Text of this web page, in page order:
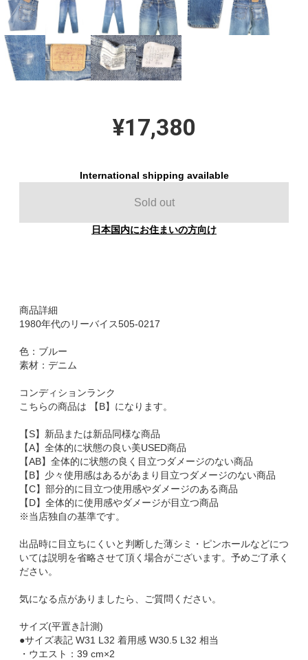
¥17,380
International shipping available
Sold out
日本国内にお住まいの方向け
商品詳細
1980年代のリーバイス505-0217
色：ブルー
素材：デニム
コンディションランク
こちらの商品は 【B】になります。
【S】新品または新品同様な商品
【A】全体的に状態の良い美USED商品
【AB】全体的に状態の良く目立つダメージのない商品
【B】少々使用感はあるがあまり目立つダメージのない商品
【C】部分的に目立つ使用感やダメージのある商品
【D】全体的に使用感やダメージが目立つ商品
※当店独自の基準です。
出品時に目立ちにくいと判断した薄シミ・ピンホールなどにつ
いては説明を省略させて頂く場合がございます。予めご了承く
ださい。
気になる点がありましたら、ご質問ください。
サイズ(平置き計測)
●サイズ表記 W31 L32 着用感 W30.5 L32 相当
・ウエスト：39 cm×2